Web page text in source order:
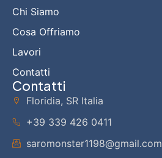
Chi Siamo
Cosa Offriamo
Lavori
Contatti
Contatti
Floridia, SR Italia
+39 339 426 0411
saromonster1198@gmail.com